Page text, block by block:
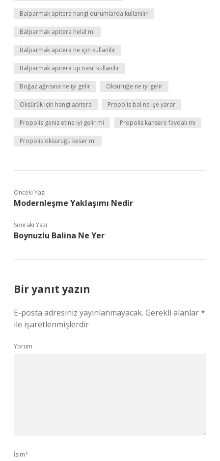
Balparmak apitera hangi durumlarda kullanılır
Balparmak apitera helal mi
Balparmak apitera ne için kullanılır
Balparmak apitera up nasıl kullanılır
Boğaz ağrısına ne iyi gelir Öksürüğe ne iyi gelir
Öksürük için hangi apitera Propolis bal ne işe yarar
Propolis geniz etine iyi gelir mi Propolis kansere faydalı mı
Propolis öksürüğü keser mi
Önceki Yazı
Modernleşme Yaklaşımı Nedir
Sonraki Yazı
Boynuzlu Balina Ne Yer
Bir yanıt yazın
E-posta adresiniz yayınlanmayacak. Gerekli alanlar*
ile işaretlenmişlerdir
Yorum
İsim*